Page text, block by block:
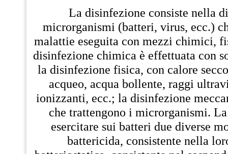
La disinfezione consiste nella
microrganismi (batteri, virus, ecc.)
malattie eseguita con mezzi chimici,
disinfezione chimica è effettuata con
la disinfezione fisica, con calore
acqueo, acqua bollente, raggi
ionizzanti, ecc.; la disinfezione
che trattengono i microrganismi.
esercitare sui batteri due diverse
battericida, consistente nella